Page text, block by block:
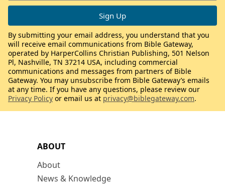
ABOUT
About
News & Knowledge
By submitting your email address, you understand that you
will receive email communications from Bible Gateway,
operated by HarperCollins Christian Publishing, 501 Nelson
Pl, Nashville, TN 37214 USA, including commercial
communications and messages from partners of Bible
Gateway. You may unsubscribe from Bible Gateway’s emails
at any time. If you have any questions, please review our
Privacy Policy or email us at privacy@biblegateway.com.